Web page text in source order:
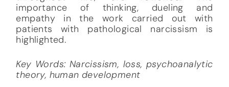
importance of thinking, dueling and
empathy in the work carried out with
patients with pathological narcissism is
highlighted.
Key Words: Narcissism, loss, psychoanalytic
theory, human development